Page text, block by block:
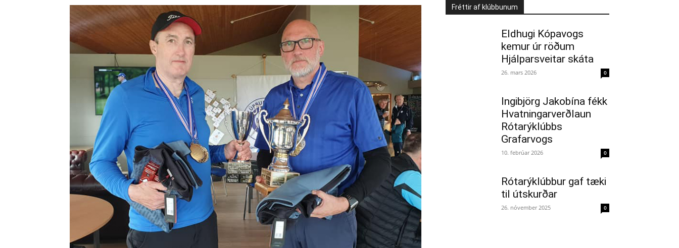
Fréttir af klúbbunum
Eldhugi Kópavogs
kemur úr röðum
Hjálparsveitar skáta
26. mars 2026 0
Ingibjörg Jakobína fékk
Hvatningarverðlaun
Rótarýklúbbs
Grafarvogs
10. febrúar 2026 0
Rótarýklúbbur gaf tæki
til útskurðar
26. nóvember 2025 0